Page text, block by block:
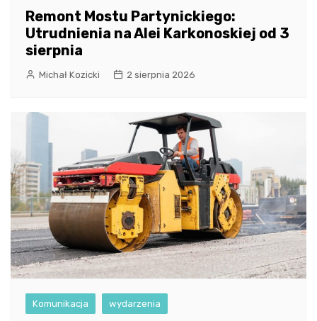
Remont Mostu Partynickiego:
Utrudnienia na Alei Karkonoskiej od 3
sierpnia
Michał Kozicki 2 sierpnia 2026
Komunikacja wydarzenia